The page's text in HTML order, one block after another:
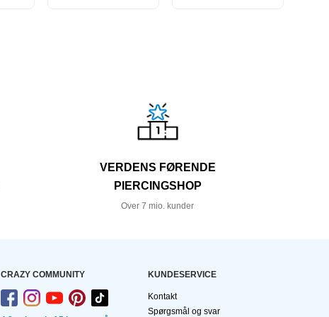
VERDENS FØRENDE
PIERCINGSHOP
Over 7 mio. kunder
CRAZY COMMUNITY KUNDESERVICE
Kontakt
Spørgsmål og svar